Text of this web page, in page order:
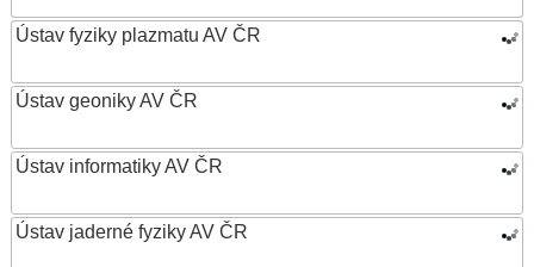
Ústav fyziky plazmatu AV ČR
Ústav geoniky AV ČR
Ústav informatiky AV ČR
Ústav jaderné fyziky AV ČR